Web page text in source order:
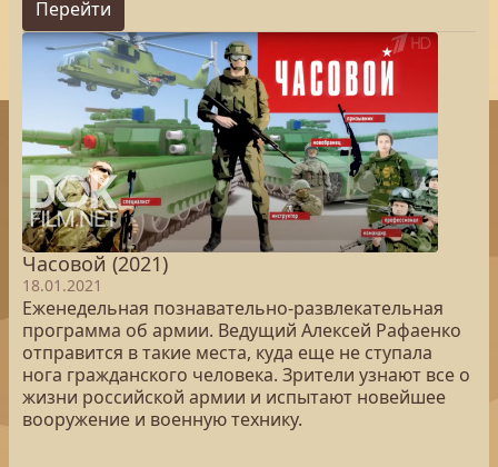
Перейти
Часовой (2021)
18.01.2021
Еженедельная познавательно-развлекательная
программа об армии. Ведущий Алексей Рафаенко
отправится в такие места, куда еще не ступала
нога гражданского человека. Зрители узнают все о
жизни российской армии и испытают новейшее
вооружение и военную технику.